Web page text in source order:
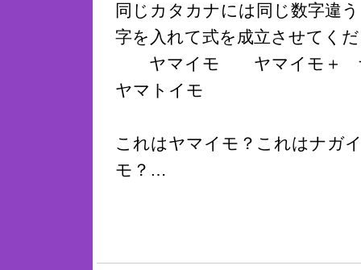
同じカタカナには同じ数字違
字を入れて式を成立させてく
ヤマイモ ヤマイモ＋
ヤマトイモ
これはヤマイモ？これはナガ
モ？…